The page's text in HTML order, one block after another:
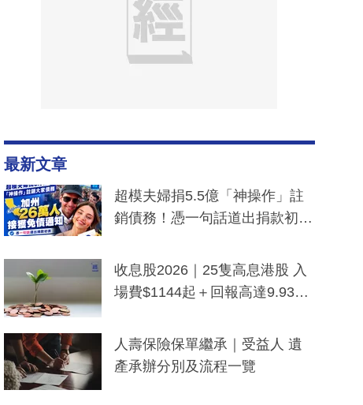
最新文章
超模夫婦捐5.5億「神操作」註
銷債務！憑一句話道出捐款初
一度被誤當詐騙手段
收息股2026｜25隻高息港股 入
場費$1144起＋回報高達9.93
人壽保險保單繼承｜受益人 遺
產承辦分別及流程一覽